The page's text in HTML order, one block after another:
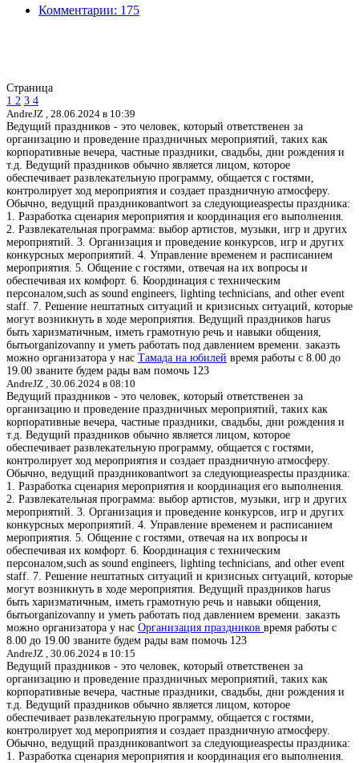
Комментарии: 175
Страница
1 2 3 4
AndreJZ , 28.06.2024 в 10:39
Ведущий праздников - это человек, который ответственен за
организацию и проведение праздничных мероприятий, таких как
корпоративные вечера, частные праздники, свадьбы, дни рождения и
т.д. Ведущий праздников обычно является лицом, которое
обеспечивает развлекательную программу, общается с гостями,
контролирует ход мероприятия и создает праздничную атмосферу.
Обычно, ведущий праздниковantwort за следующиеaspectы праздника:
1. Разработка сценария мероприятия и координация его выполнения.
2. Развлекательная программа: выбор артистов, музыки, игр и других
мероприятий. 3. Организация и проведение конкурсов, игр и других
конкурсных мероприятий. 4. Управление временем и расписанием
мероприятия. 5. Общение с гостями, отвечая на их вопросы и
обеспечивая их комфорт. 6. Координация с техническим
персоналом,such as sound engineers, lighting technicians, and other event
staff. 7. Решение нештатных ситуаций и кризисных ситуаций, которые
могут возникнуть в ходе мероприятия. Ведущий праздников harus
быть харизматичным, иметь грамотную речь и навыки общения,
бытьorganizovanny и уметь работать под давлением времени. заказть
можно организатора у нас Тамада на юбилей время работы с 8.00 до
19.00 званите будем рады вам помочь 123
AndreJZ , 30.06.2024 в 08:10
Ведущий праздников - это человек, который ответственен за
организацию и проведение праздничных мероприятий, таких как
корпоративные вечера, частные праздники, свадьбы, дни рождения и
т.д. Ведущий праздников обычно является лицом, которое
обеспечивает развлекательную программу, общается с гостями,
контролирует ход мероприятия и создает праздничную атмосферу.
Обычно, ведущий праздниковantwort за следующиеaspectы праздника:
1. Разработка сценария мероприятия и координация его выполнения.
2. Развлекательная программа: выбор артистов, музыки, игр и других
мероприятий. 3. Организация и проведение конкурсов, игр и других
конкурсных мероприятий. 4. Управление временем и расписанием
мероприятия. 5. Общение с гостями, отвечая на их вопросы и
обеспечивая их комфорт. 6. Координация с техническим
персоналом,such as sound engineers, lighting technicians, and other event
staff. 7. Решение нештатных ситуаций и кризисных ситуаций, которые
могут возникнуть в ходе мероприятия. Ведущий праздников harus
быть харизматичным, иметь грамотную речь и навыки общения,
бытьorganizovanny и уметь работать под давлением времени. заказть
можно организатора у нас Организация праздников время работы с
8.00 до 19.00 званите будем рады вам помочь 123
AndreJZ , 30.06.2024 в 10:15
Ведущий праздников - это человек, который ответственен за
организацию и проведение праздничных мероприятий, таких как
корпоративные вечера, частные праздники, свадьбы, дни рождения и
т.д. Ведущий праздников обычно является лицом, которое
обеспечивает развлекательную программу, общается с гостями,
контролирует ход мероприятия и создает праздничную атмосферу.
Обычно, ведущий праздниковantwort за следующиеaspectы праздника:
1. Разработка сценария мероприятия и координация его выполнения.